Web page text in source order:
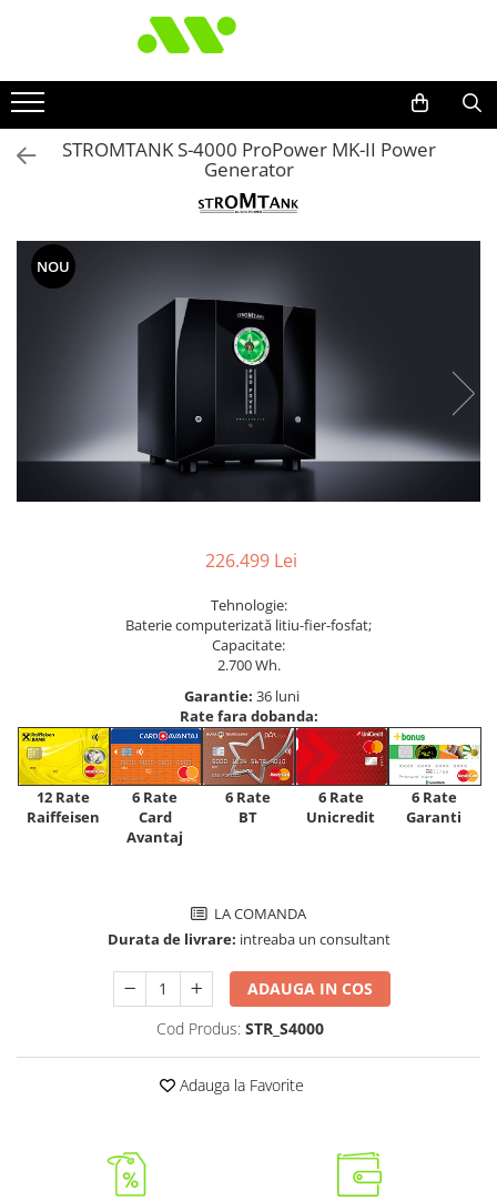
STROMTANK S-4000 ProPower MK-II Power
Generator
NOU
226.499 Lei
Tehnologie:
Baterie computerizată litiu-fier-fosfat;
Capacitate:
2.700 Wh.
Garantie: 36 luni
Rate fara dobanda:
12 Rate
Raiffeisen
6 Rate
Card
Avantaj
6 Rate
BT
6 Rate
Unicredit
6 Rate
Garanti
LA COMANDA
Durata de livrare: intreaba un consultant
ADAUGA IN COS
Cod Produs: STR_S4000
Adauga la Favorite